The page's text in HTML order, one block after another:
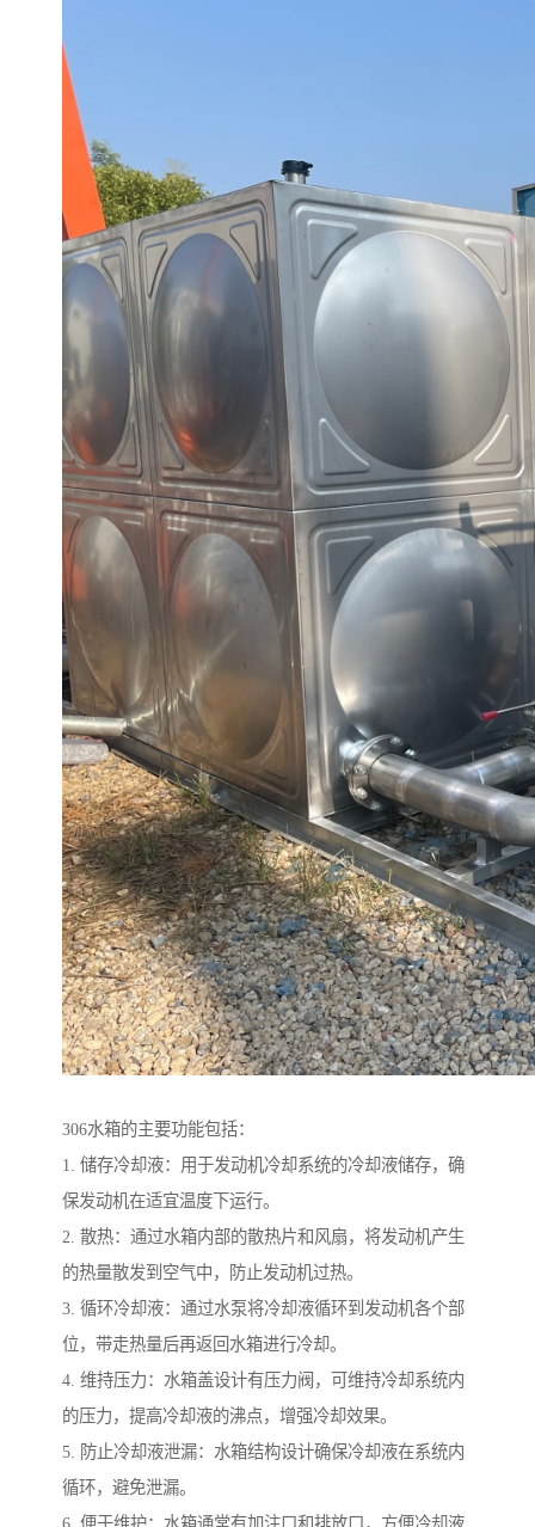
306水箱的主要功能包括：
1. 储存冷却液：用于发动机冷却系统的冷却液储存，确
保发动机在适宜温度下运行。
2. 散热：通过水箱内部的散热片和风扇，将发动机产生
的热量散发到空气中，防止发动机过热。
3. 循环冷却液：通过水泵将冷却液循环到发动机各个部
位，带走热量后再返回水箱进行冷却。
4. 维持压力：水箱盖设计有压力阀，可维持冷却系统内
的压力，提高冷却液的沸点，增强冷却效果。
5. 防止冷却液泄漏：水箱结构设计确保冷却液在系统内
循环，避免泄漏。